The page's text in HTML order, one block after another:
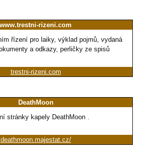
www.trestni-rizeni.com
řízení pro laiky, výklad pojmů, vydaná
a odkazy, perličky ze spisů
trestni-rizeni.com
DeathMoon
stránky kapely DeathMoon .
deathmoon.majestat.cz/